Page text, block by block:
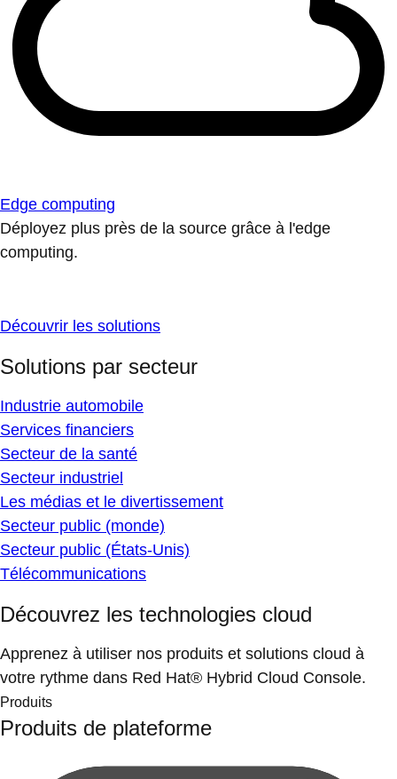
Edge computing
Déployez plus près de la source grâce à l'edge
computing.
Découvrir les solutions
Solutions par secteur
Industrie automobile
Services financiers
Secteur de la santé
Secteur industriel
Les médias et le divertissement
Secteur public (monde)
Secteur public (États-Unis)
Télécommunications
Découvrez les technologies cloud
Apprenez à utiliser nos produits et solutions cloud à
votre rythme dans Red Hat® Hybrid Cloud Console.
Produits
Produits de plateforme